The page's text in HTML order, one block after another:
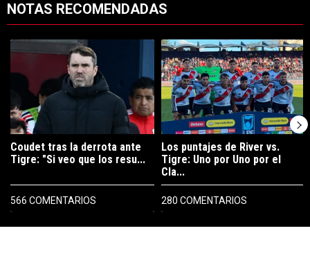
NOTAS RECOMENDADAS
PUBLICIDAD
Un artículo de tendencia con el título "Coudet tras la derrota ante
Coudet tras la derrota ante
Tigre: "Si veo que los resu...
566 COMENTARIOS
Un artículo de tendencia con el
Los puntajes de River vs.
Tigre: Uno por Uno por el
Cla...
280 COMENTARIOS